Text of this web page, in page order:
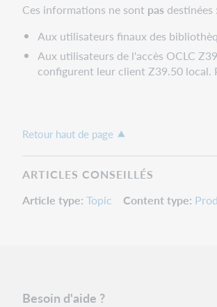
Ces informations ne sont pas destinées :
Aux utilisateurs finaux des
Aux utilisateurs de l'accès OCLC
configurent leur client Z39.50
Retour haut de page
ARTICLES CONSEILLÉS
Article type Topic Content type
Besoin d'aide ?